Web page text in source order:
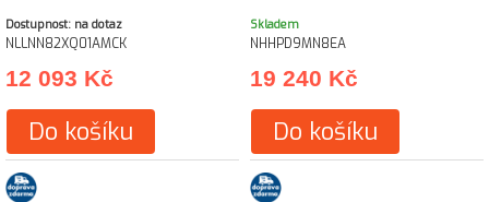
Dostupnost: na dotaz
NLLNN82XQ01AMCK
12 093 Kč
Do košíku
Skladem
NHHPD9MN8EA
19 240 Kč
Do košíku